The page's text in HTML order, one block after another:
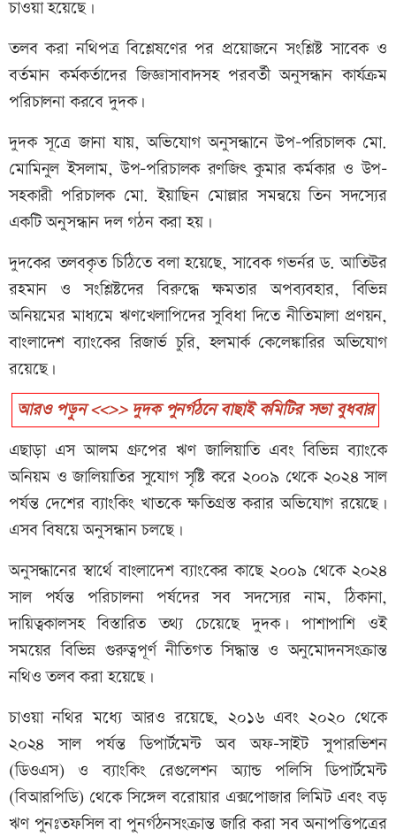
চাওয়া হয়েছে।
তলব করা নথিপত্র বিশ্লেষণের পর প্রয়োজনে সংশ্লিষ্ট সাবেক ও
বর্তমান কর্মকর্তাদের জিজ্ঞাসাবাদসহ পরবর্তী অনুসন্ধান কার্যক্রম
পরিচালনা করবে দুদক।
দুদক সূত্রে জানা যায়, অভিযোগ অনুসন্ধানে উপ-পরিচালক মো.
মোমিনুল ইসলাম, উপ-পরিচালক রণজিৎ কুমার কর্মকার ও উপ-
সহকারী পরিচালক মো. ইয়াছিন মোল্লার সমন্বয়ে তিন সদস্যের
একটি অনুসন্ধান দল গঠন করা হয়।
দুদকের তলবকৃত চিঠিতে বলা হয়েছে, সাবেক গভর্নর ড. আতিউর
রহমান ও সংশ্লিষ্টদের বিরুদ্ধে ক্ষমতার অপব্যবহার, বিভিন্ন
অনিয়মের মাধ্যমে ঋণখেলাপিদের সুবিধা দিতে নীতিমালা প্রণয়ন,
বাংলাদেশ ব্যাংকের রিজার্ভ চুরি, হলমার্ক কেলেঙ্কারির অভিযোগ
রয়েছে।
আরও পড়ুন <<>> দুদক পুনর্গঠনে বাছাই কমিটির সভা বুধবার
এছাড়া এস আলম গ্রুপের ঋণ জালিয়াতি এবং বিভিন্ন ব্যাংকে
অনিয়ম ও জালিয়াতির সুযোগ সৃষ্টি করে ২০০৯ থেকে ২০২৪ সাল
পর্যন্ত দেশের ব্যাংকিং খাতকে ক্ষতিগ্রস্ত করার অভিযোগ রয়েছে।
এসব বিষয়ে অনুসন্ধান চলছে।
অনুসন্ধানের স্বার্থে বাংলাদেশ ব্যাংকের কাছে ২০০৯ থেকে ২০২৪
সাল পর্যন্ত পরিচালনা পর্ষদের সব সদস্যের নাম, ঠিকানা,
দায়িত্বকালসহ বিস্তারিত তথ্য চেয়েছে দুদক। পাশাপাশি ওই
সময়ের বিভিন্ন গুরুত্বপূর্ণ নীতিগত সিদ্ধান্ত ও অনুমোদনসংক্রান্ত
নথিও তলব করা হয়েছে।
চাওয়া নথির মধ্যে আরও রয়েছে, ২০১৬ এবং ২০২০ থেকে
২০২৪ সাল পর্যন্ত ডিপার্টমেন্ট অব অফ-সাইট সুপারভিশন
(ডিওএস) ও ব্যাংকিং রেগুলেশন অ্যান্ড পলিসি ডিপার্টমেন্ট
(বিআরপিডি) থেকে সিঙ্গেল বরোয়ার এক্সপোজার লিমিট এবং বড়
ঋণ পুনঃতফসিল বা পুনর্গঠনসংক্রান্ত জারি করা সব অনাপত্তিপত্রের